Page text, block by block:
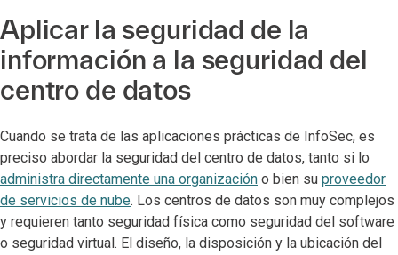
Aplicar la seguridad de la
información a la seguridad del
centro de datos
Cuando se trata de las aplicaciones prácticas de InfoSec, es
preciso abordar la seguridad del centro de datos, tanto si lo
administra directamente una organización o bien su proveedor
de servicios de nube. Los centros de datos son muy complejos
y requieren tanto seguridad física como seguridad del software
o seguridad virtual. El diseño, la disposición y la ubicación del